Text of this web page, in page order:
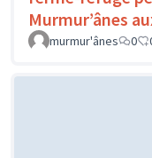
Murmur’ânes
murmur'ânes 0